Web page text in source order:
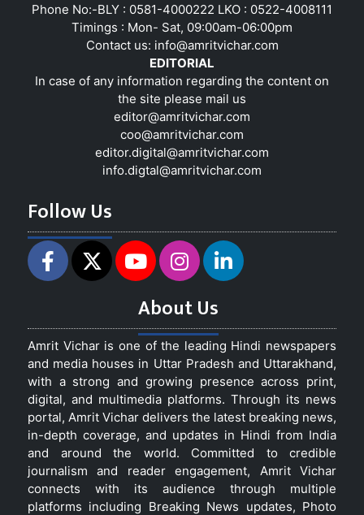
Phone No:-BLY : 0581-4000222 LKO : 0522-4008111
Timings : Mon- Sat, 09:00am-06:00pm
Contact us: info@amritvichar.com
EDITORIAL
In case of any information regarding the content on
the site please mail us
editor@amritvichar.com
coo@amritvichar.com
editor.digital@amritvichar.com
info.digtal@amritvichar.com
Follow Us
About Us
Amrit Vichar is one of the leading Hindi newspapers
and media houses in Uttar Pradesh and Uttarakhand,
with a strong and growing presence across print,
digital, and multimedia platforms. Through its news
portal, Amrit Vichar delivers the latest breaking news,
in-depth coverage, and updates in Hindi from India
and around the world. Committed to credible
journalism and reader engagement, Amrit Vichar
connects with its audience through multiple
platforms including Breaking News updates, Photo